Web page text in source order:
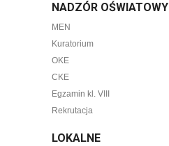
NADZÓR OŚWIATOWY
MEN
Kuratorium
OKE
CKE
Egzamin kl. VIII
Rekrutacja
LOKALNE